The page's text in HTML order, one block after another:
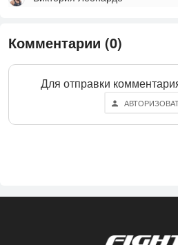
Комментарии (0)
Для отправки